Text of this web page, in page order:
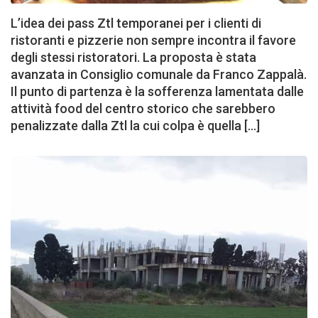
L’idea dei pass Ztl temporanei per i clienti di
ristoranti e pizzerie non sempre incontra il favore
degli stessi ristoratori. La proposta è stata
avanzata in Consiglio comunale da Franco Zappalà.
Il punto di partenza è la sofferenza lamentata dalle
attività food del centro storico che sarebbero
penalizzate dalla Ztl la cui colpa è quella […]